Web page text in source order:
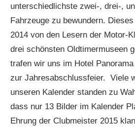
unterschiedlichste zwei-, drei-,
Fahrzeuge zu bewundern.
2014 von den Lesern der Motor-
drei schönsten Oldtimermuseen
trafen wir uns im Hotel
zur Jahresabschlussfeier. Viele
unseren Kalender standen zu
dass nur 13 Bilder im Kalender
Ehrung der Clubmeister 2015